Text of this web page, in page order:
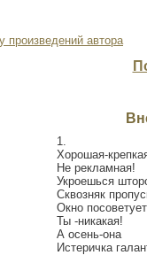
произведений автора
1.
Хорошая-
Не рекламная!
Укроешься
Сквозняк
Окно
Ты -никакая!
А осень-она
Истеричка